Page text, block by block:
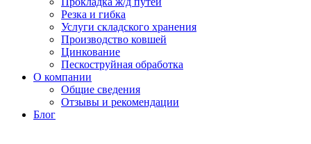
Резка и гибка
Услуги складского хранения
Производство ковшей
Цинкование
Пескоструйная обработка
О компании
Общие сведения
Отзывы и рекомендации
Блог